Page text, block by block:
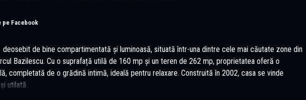
pe Facebook
de bine compartimentată și luminoasă, situată într-una dintre cele mai căutate zone din
Bazilescu. Cu o suprafață utilă de 160 mp și un teren de 262 mp, proprietatea oferă o
completată de o grădină intimă, ideală pentru relaxare. Construită în 2002, casa se vinde
utilată.